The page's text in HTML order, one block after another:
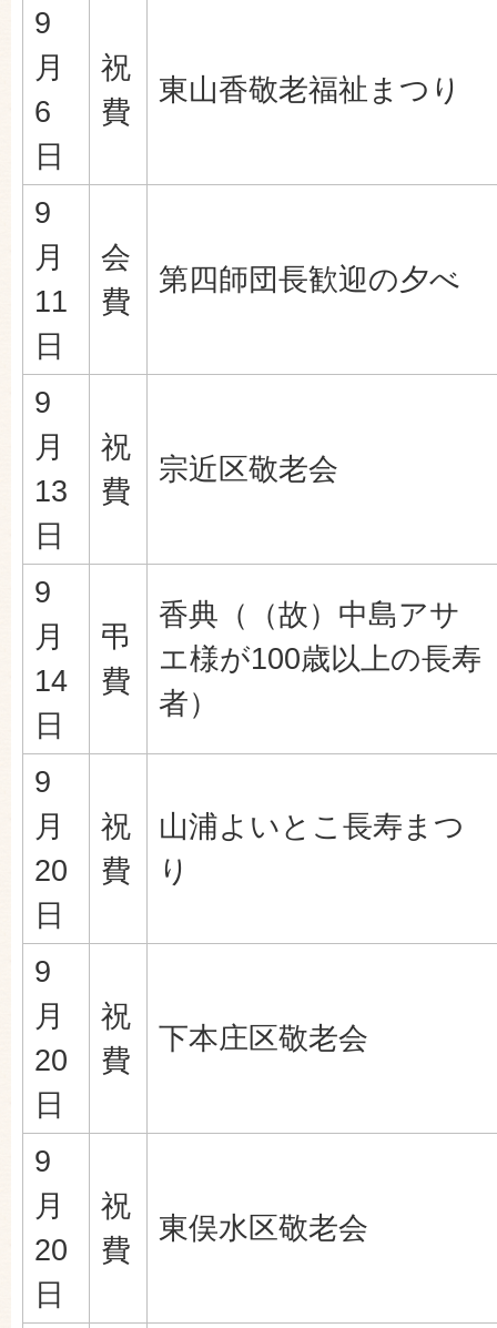
9
月
6
日
祝
費
東山香敬老福祉まつり
9
月
11
日
会
費
第四師団長歓迎の夕べ
9
月
13
日
祝
費
宗近区敬老会
9
月
14
日
弔
費
香典（（故）中島アサ
エ様が100歳以上の長寿
者）
9
月
20
日
祝
費
山浦よいとこ長寿まつ
り
9
月
20
日
祝
費
下本庄区敬老会
9
月
20
日
祝
費
東俣水区敬老会